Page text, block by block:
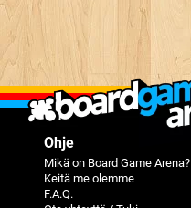
Ohje
Mikä on Board Game Arena?
Keitä me olemme
F.A.Q.